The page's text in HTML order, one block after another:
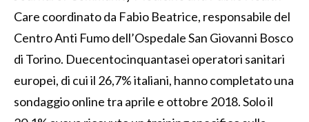
Care coordinato da Fabio Beatrice, responsabile del
Centro Anti Fumo dell’Ospedale San Giovanni Bosco
di Torino. Duecentocinquantasei operatori sanitari
europei, di cui il 26,7% italiani, hanno completato una
sondaggio online tra aprile e ottobre 2018. Solo il